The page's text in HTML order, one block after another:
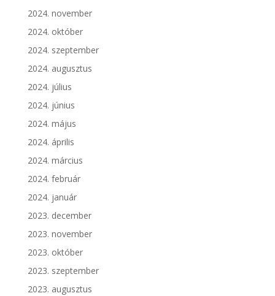
2024. november
2024. október
2024. szeptember
2024. augusztus
2024. július
2024. június
2024. május
2024. április
2024. március
2024. február
2024. január
2023. december
2023. november
2023. október
2023. szeptember
2023. augusztus